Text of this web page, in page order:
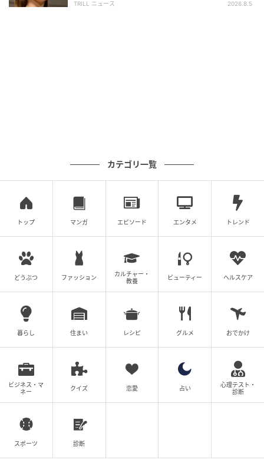
TRILL ニュース 2026.8.5
カテゴリ一覧
トップ マンガ エピソード エンタメ トレンド
どうぶつ ファッション
カルチャー・
教養
ビューティー ヘルスケア
暮らし 住まい レシピ グルメ おでかけ
ビジネス・マ
ネー
クイズ 恋愛 占い
心理テスト・
診断
スポーツ 診断